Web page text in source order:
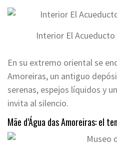
Interior El
En su extremo oriental se
Amoreiras, un antiguo
serenas, espejos líquidos y
invita al silencio.
Mãe d’Água das Amoreiras: el